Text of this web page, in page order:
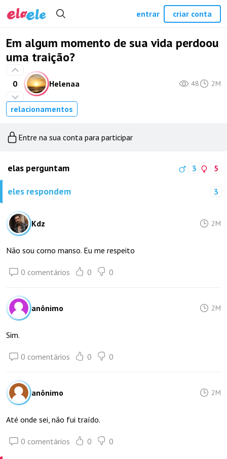
Em algum momento de sua vida perdoou
uma traição?
0 Helenaa 48 2M
relacionamentos
Entre na sua conta para participar
elas perguntam 3 5
eles respondem 3
Kdz 2M
Não sou corno manso. Eu me respeito
0 comentários 0 0
anônimo 2M
Sim.
0 comentários 0 0
anônimo 2M
Até onde sei, não fui traído.
0 comentários 0 0
entrar criar conta